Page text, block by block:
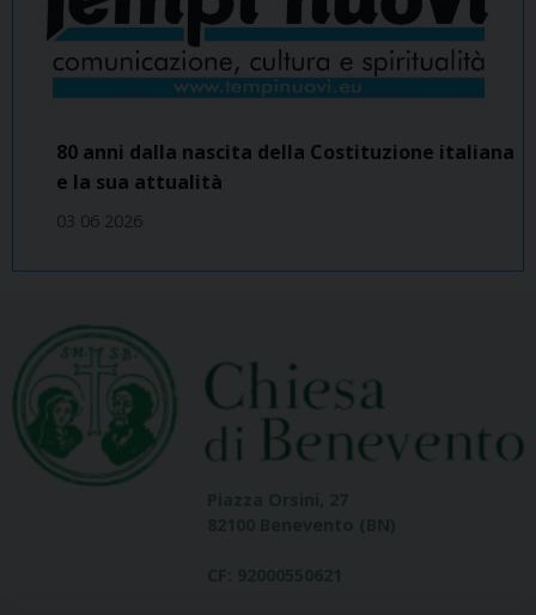
80 anni dalla nascita della Costituzione italiana
e la sua attualità
03 06 2026